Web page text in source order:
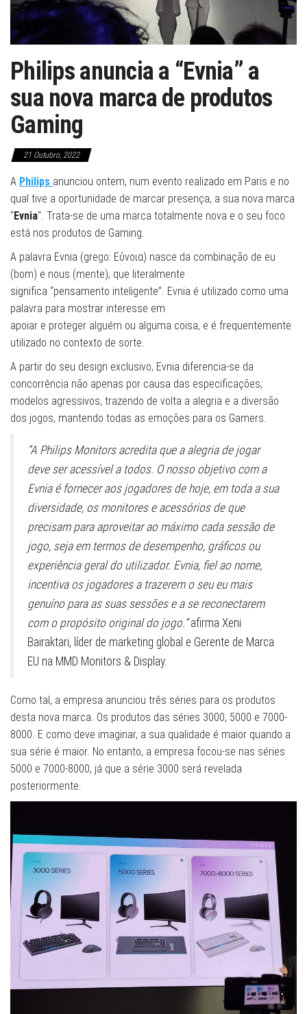
Philips anuncia a “Evnia” a
sua nova marca de produtos
Gaming
21 Outubro, 2022
A Philips anunciou ontem, num evento realizado em Paris e no
qual tive a oportunidade de marcar presença, a sua nova marca
“Evnia“. Trata-se de uma marca totalmente nova e o seu foco
está nos produtos de Gaming.
A palavra Evnia (grego: Εύνοια) nasce da combinação de eu
(bom) e nous (mente), que literalmente
significa “pensamento inteligente”. Evnia é utilizado como uma
palavra para mostrar interesse em
apoiar e proteger alguém ou alguma coisa, e é frequentemente
utilizado no contexto de sorte.
A partir do seu design exclusivo, Evnia diferencia-se da
concorrência não apenas por causa das especificações,
modelos agressivos, trazendo de volta a alegria e a diversão
dos jogos, mantendo todas as emoções para os Gamers.
“A Philips Monitors acredita que a alegria de jogar
deve ser acessível a todos. O nosso objetivo com a
Evnia é fornecer aos jogadores de hoje, em toda a sua
diversidade, os monitores e acessórios de que
precisam para aproveitar ao máximo cada sessão de
jogo, seja em termos de desempenho, gráficos ou
experiência geral do utilizador. Evnia, fiel ao nome,
incentiva os jogadores a trazerem o seu eu mais
genuíno para as suas sessões e a se reconectarem
com o propósito original do jogo.”afirma Xeni
Bairaktari, líder de marketing global e Gerente de Marca
EU na MMD Monitors & Display.
Como tal, a empresa anunciou três séries para os produtos
desta nova marca. Os produtos das séries 3000, 5000 e 7000-
8000. E como deve imaginar, a sua qualidade é maior quando a
sua série é maior. No entanto, a empresa focou-se nas séries
5000 e 7000-8000, já que a série 3000 será revelada
posteriormente.